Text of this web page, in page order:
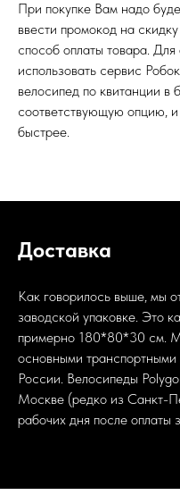
При покупке Вам надо
ввести промокод на
способ оплаты товара.
использовать сервис
велосипед по квитанции в
соответствующую опцию,
быстрее.
Доставка
Как говорилось выше, мы
заводской упаковке. Это
примерно 180*80*30 см.
основными
России. Велосипеды
Москве (редко из Санкт-
рабочих дня после оплаты